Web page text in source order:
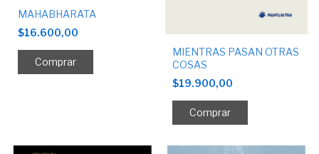
MAHABHARATA
$16.600,00
MIENTRAS PASAN OTRAS
COSAS
$19.900,00